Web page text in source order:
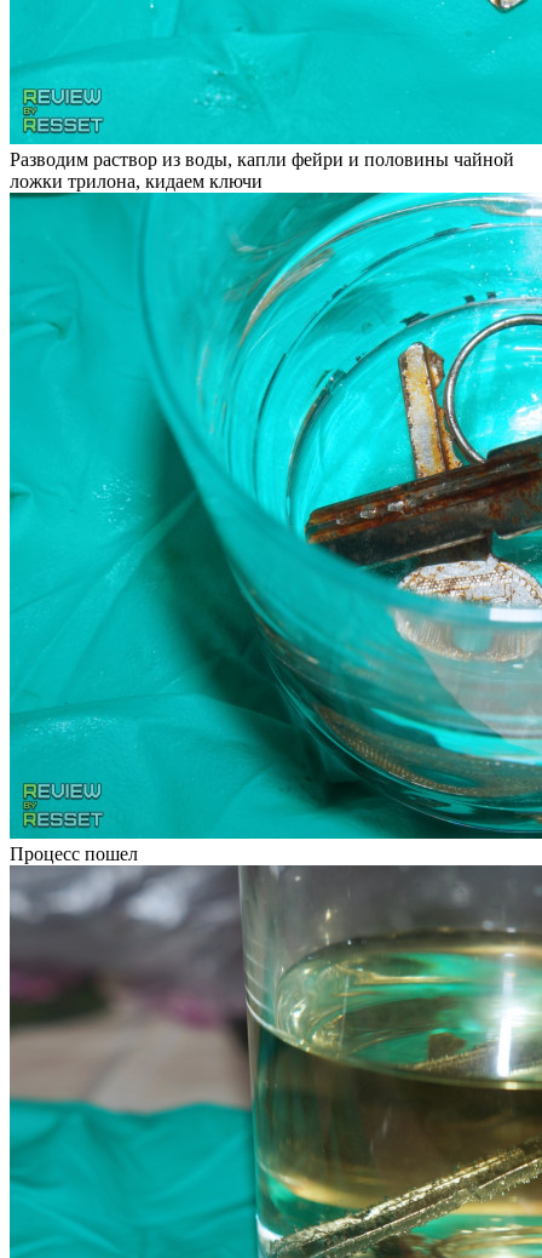
Разводим раствор из воды, капли фейри и половины чайной
ложки трилона, кидаем ключи
Процесс пошел